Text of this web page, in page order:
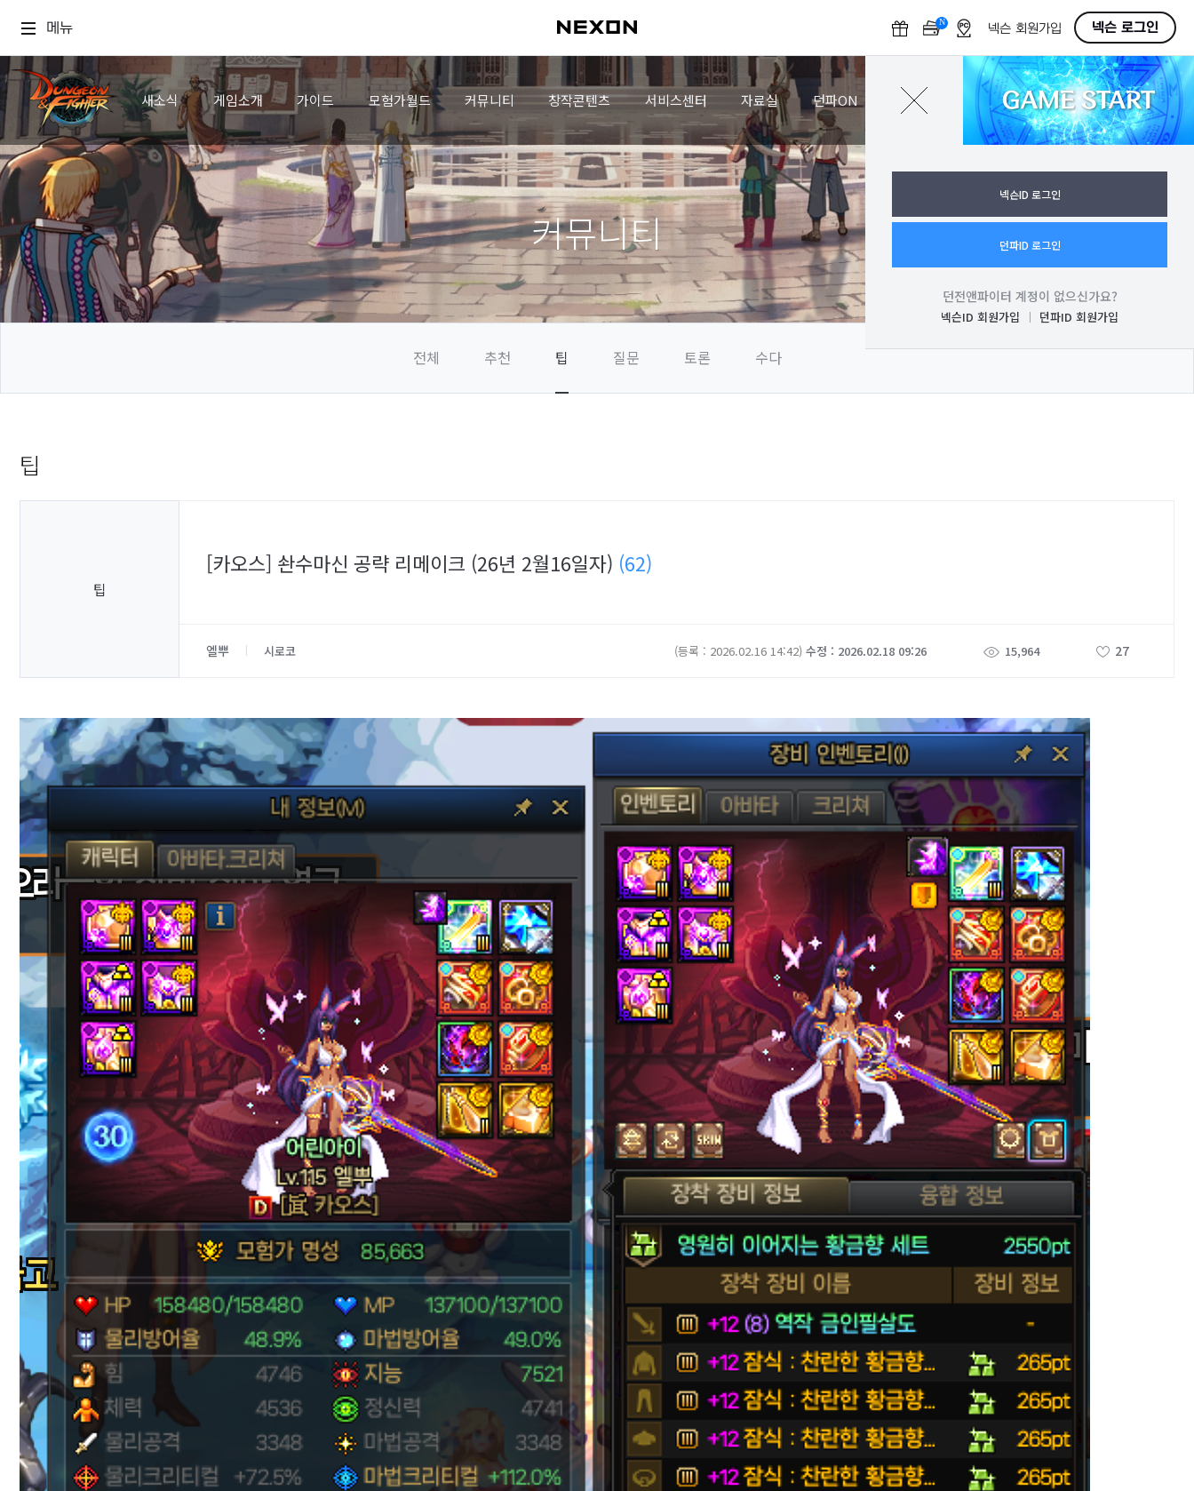
메뉴 N
F
넥슨 회원가입 넥슨 로그인
새소식 게임소개 가이드 모험가월드 커뮤니티 창작콘텐츠 서비스센터 자료실 던파ON GAME START
로그인
넥슨ID 로그인
던파ID 로그인
던전앤파이터 계정이 없으신가요?
넥슨ID 회원가입 던파ID 회원가입
커뮤니티
전체 추천 팁 질문 토론 수다
팁
팁
[카오스] 솬수마신 공략 리메이크 (26년 2월16일자) (62)
엘뿌 시로코 (등록 : 2026.02.16 14:42) 수정 : 2026.02.18 09:26 15,964 27